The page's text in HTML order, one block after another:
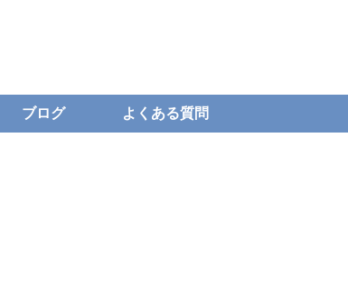
ブログ よくある質問